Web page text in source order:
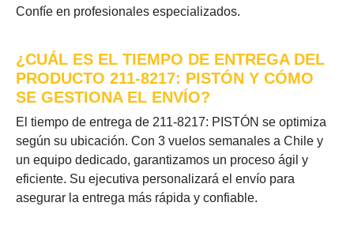
Confíe en profesionales especializados.
¿CUÁL ES EL TIEMPO DE ENTREGA DEL
PRODUCTO 211-8217: PISTÓN Y CÓMO
SE GESTIONA EL ENVÍO?
El tiempo de entrega de 211-8217: PISTÓN se optimiza
según su ubicación. Con 3 vuelos semanales a Chile y
un equipo dedicado, garantizamos un proceso ágil y
eficiente. Su ejecutiva personalizará el envío para
asegurar la entrega más rápida y confiable.